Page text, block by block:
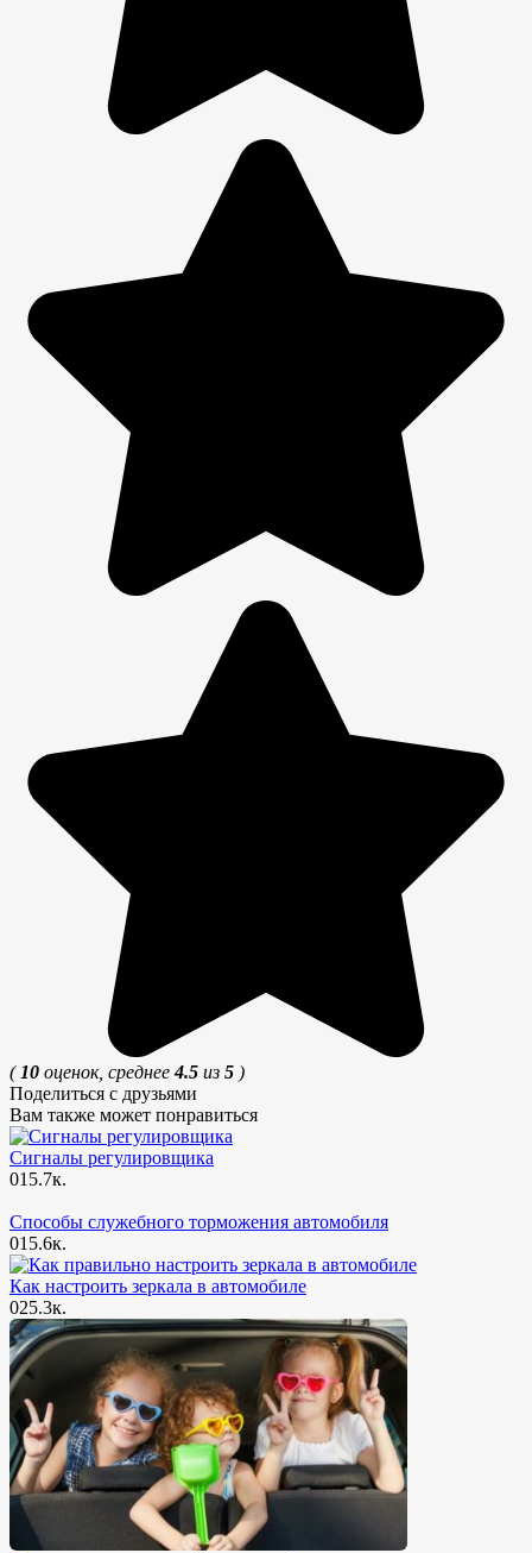
( 10 оценок, среднее4.5 из 5 )
Поделиться с друзьями
Вам также может понравиться
Сигналы регулировщика
015.7к.
Способы служебного торможения автомобиля
015.6к.
Как настроить зеркала в автомобиле
025.3к.